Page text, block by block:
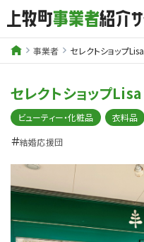
事業者 セレクトショップLisa
セレクトショップLisa
ビューティー・化粧品 衣料品
＃結婚応援団